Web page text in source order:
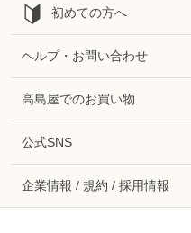
初めての方へ
ヘルプ・お問い合わせ
高島屋でのお買い物
公式SNS
企業情報 / 規約 / 採用情報